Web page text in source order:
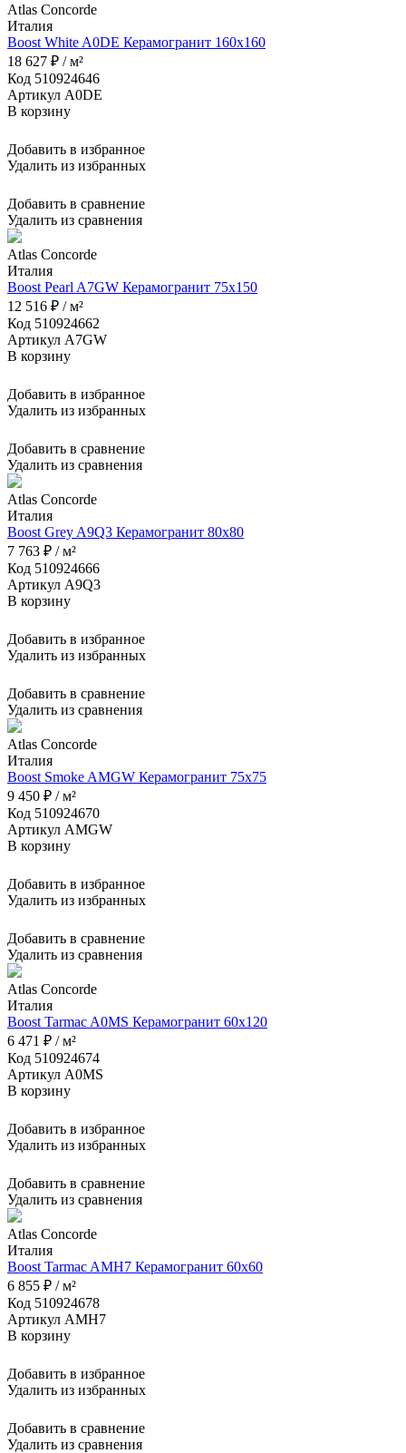
Atlas Concorde
Италия
Boost White A0DE Керамогранит 160x160
18 627 ₽ / м²
Код 510924646
Артикул A0DE
В корзину
Добавить в избранное
Удалить из избранных
Добавить в сравнение
Удалить из сравнения
Atlas Concorde
Италия
Boost Pearl A7GW Керамогранит 75x150
12 516 ₽ / м²
Код 510924662
Артикул A7GW
В корзину
Добавить в избранное
Удалить из избранных
Добавить в сравнение
Удалить из сравнения
Atlas Concorde
Италия
Boost Grey A9Q3 Керамогранит 80x80
7 763 ₽ / м²
Код 510924666
Артикул A9Q3
В корзину
Добавить в избранное
Удалить из избранных
Добавить в сравнение
Удалить из сравнения
Atlas Concorde
Италия
Boost Smoke AMGW Керамогранит 75x75
9 450 ₽ / м²
Код 510924670
Артикул AMGW
В корзину
Добавить в избранное
Удалить из избранных
Добавить в сравнение
Удалить из сравнения
Atlas Concorde
Италия
Boost Tarmac A0MS Керамогранит 60x120
6 471 ₽ / м²
Код 510924674
Артикул A0MS
В корзину
Добавить в избранное
Удалить из избранных
Добавить в сравнение
Удалить из сравнения
Atlas Concorde
Италия
Boost Tarmac AMH7 Керамогранит 60x60
6 855 ₽ / м²
Код 510924678
Артикул AMH7
В корзину
Добавить в избранное
Удалить из избранных
Добавить в сравнение
Удалить из сравнения